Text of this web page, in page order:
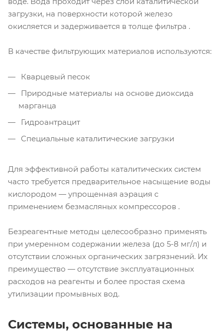
загрузки, на поверхности которой железо
окисляется и задерживается в толще фильтра .
В качестве фильтрующих материалов используются:
Кварцевый песок
Природные материалы на основе диоксида
марганца
Гидроантрацит
Специальные каталитические загрузки
Для эффективной работы каталитических систем
часто требуется предварительное насыщение воды
кислородом — упрощенная аэрация с
применением безмасляных компрессоров .
Безреагентные методы целесообразно применять
при умеренном содержании железа (до 5-8 мг/л) и
отсутствии сложных органических загрязнений. Их
преимущество — отсутствие эксплуатационных
расходов на реагенты и более простая схема
утилизации промывных вод.
Системы, основанные на